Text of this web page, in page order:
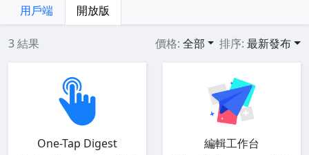
用戶端 開放版
3 結果 價格: 全部 排序:最新發布
One-Tap Digest 編輯工作台